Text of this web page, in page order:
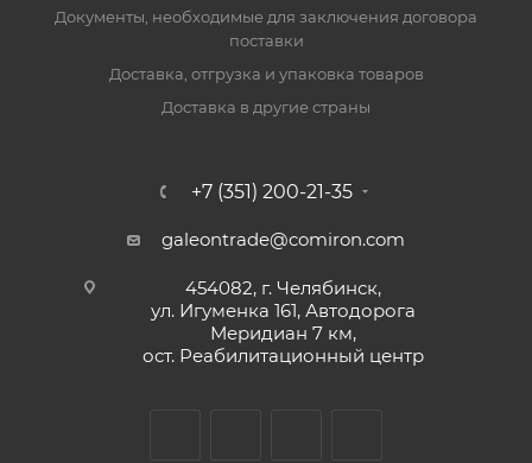
Документы, необходимые для заключения договора
поставки
Доставка, отгрузка и упаковка товаров
Доставка в другие страны
+7 (351) 200-21-35
galeontrade@comiron.com
454082, г. Челябинск,
ул. Игуменка 161, Автодорога
Меридиан 7 км,
ост. Реабилитационный центр